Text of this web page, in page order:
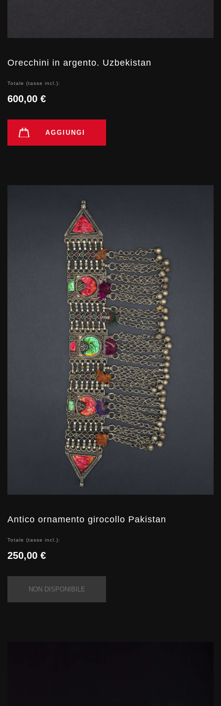
Orecchini in argento. Uzbekistan
Totale (tasse incl.):
600,00 €
AGGIUNGI
Antico ornamento girocollo Pakistan
Totale (tasse incl.):
250,00 €
NON DISPONIBILE